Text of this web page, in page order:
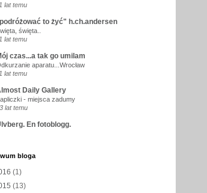
lat temu
to żyć" h.ch.andersen
święta..
lat temu
czas...a tak go umilam
aparatu...Wrocław
lat temu
Daily Gallery
- miejsca zadumy
lat temu
En fotoblogg.
bloga
(1)
(13)